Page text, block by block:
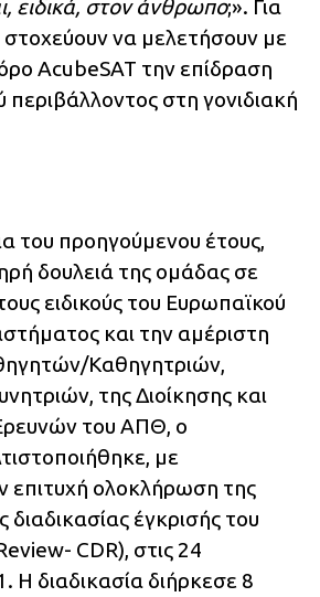
ειδικά, στον άνθρωπο;». Για
στοχεύουν να μελετήσουν με
AcubeSAT την επίδραση
περιβάλλοντος στη γονιδιακή
του προηγούμενου έτους,
δουλειά της ομάδας σε
ειδικούς του Ευρωπαϊκού
και την αμέριστη
Καθηγητριών,
της Διοίκησης και
του ΑΠΘ, ο
με
επιτυχή ολοκλήρωση της
διαδικασίας έγκρισής του
CDR), στις 24
Η διαδικασία διήρκεσε 8